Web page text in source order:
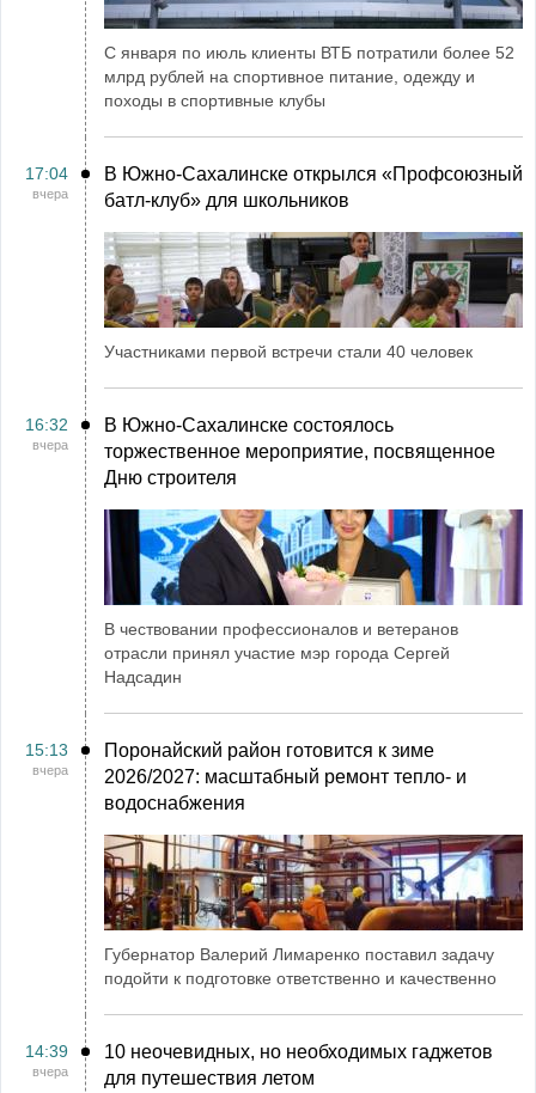
С января по июль клиенты ВТБ потратили более 52
млрд рублей на спортивное питание, одежду и
походы в спортивные клубы
17:04
вчера
В Южно-Сахалинске открылся «Профсоюзный
батл-клуб» для школьников
Участниками первой встречи стали 40 человек
16:32
вчера
В Южно-Сахалинске состоялось
торжественное мероприятие, посвященное
Дню строителя
В чествовании профессионалов и ветеранов
отрасли принял участие мэр города Сергей
Надсадин
15:13
вчера
Поронайский район готовится к зиме
2026/2027: масштабный ремонт тепло- и
водоснабжения
Губернатор Валерий Лимаренко поставил задачу
подойти к подготовке ответственно и качественно
14:39
вчера
10 неочевидных, но необходимых гаджетов
для путешествия летом